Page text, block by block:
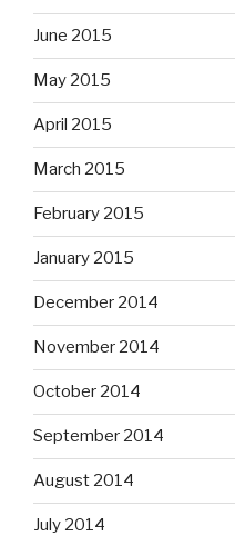
June 2015
May 2015
April 2015
March 2015
February 2015
January 2015
December 2014
November 2014
October 2014
September 2014
August 2014
July 2014